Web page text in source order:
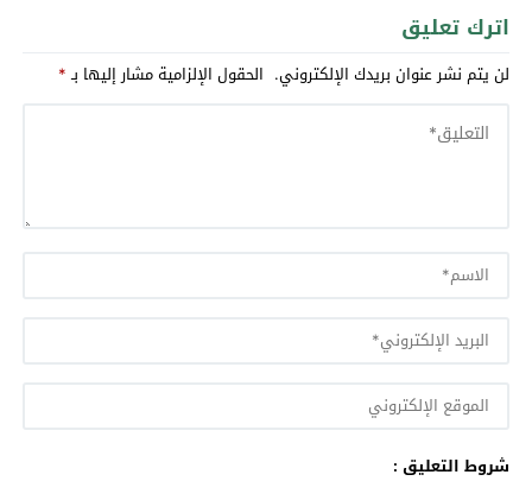
اترك تعليق
لن يتم نشر عنوان بريدك الإلكتروني. الحقول الإلزامية مشار إليها بـ*
شروط التعليق :